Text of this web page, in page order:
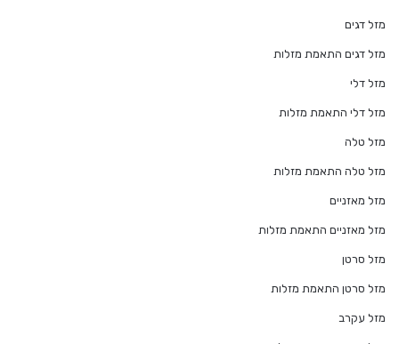
מזל דגים
מזל דגים התאמת מזלות
מזל דלי
מזל דלי התאמת מזלות
מזל טלה
מזל טלה התאמת מזלות
מזל מאזניים
מזל מאזניים התאמת מזלות
מזל סרטן
מזל סרטן התאמת מזלות
מזל עקרב